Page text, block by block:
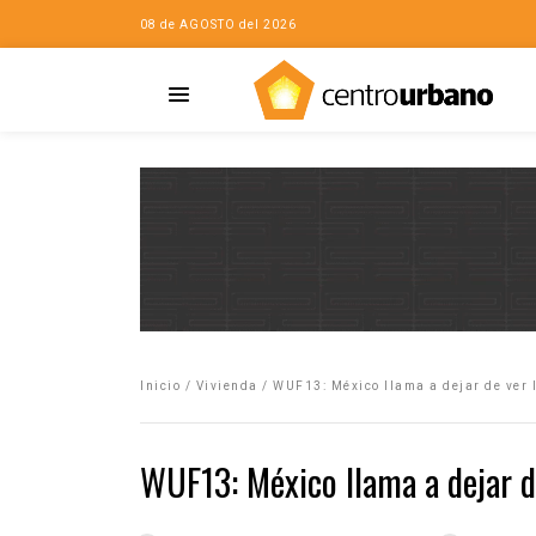
08 de AGOSTO del 2026
Inicio / Vivienda / WUF13: México llama a dejar de ver
WUF13: México llama a